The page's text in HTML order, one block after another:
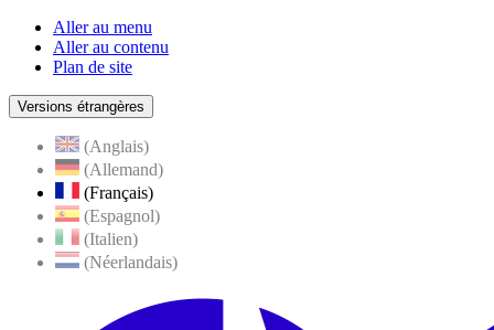
Aller au menu
Aller au contenu
Plan de site
Versions étrangères
(Anglais)
(Allemand)
(Français)
(Espagnol)
(Italien)
(Néerlandais)